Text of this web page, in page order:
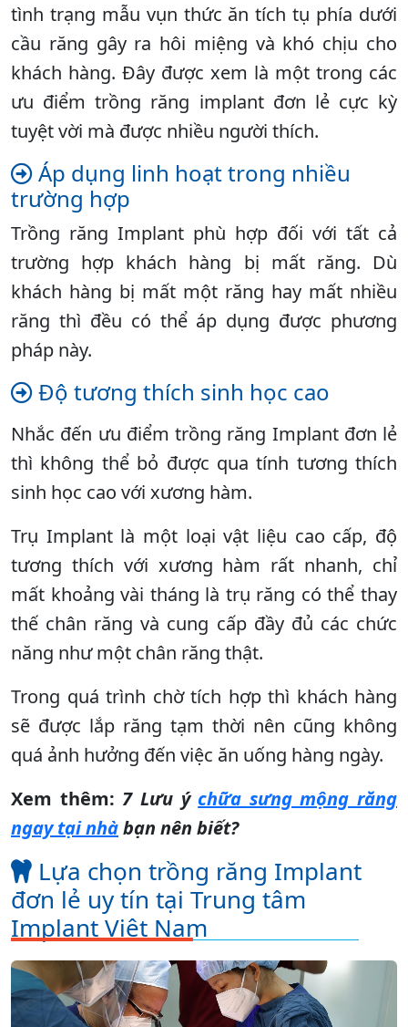
tình trạng mẫu vụn thức ăn tích tụ phía dưới
cầu răng gây ra hôi miệng và khó chịu cho
khách hàng. Đây được xem là một trong các
ưu điểm trồng răng implant đơn lẻ cực kỳ
tuyệt vời mà được nhiều người thích.
Áp dụng linh hoạt trong nhiều
trường hợp
Trồng răng Implant phù hợp đối với tất cả
trường hợp khách hàng bị mất răng. Dù
khách hàng bị mất một răng hay mất nhiều
răng thì đều có thể áp dụng được phương
pháp này.
Độ tương thích sinh học cao
Nhắc đến ưu điểm trồng răng Implant đơn lẻ
thì không thể bỏ được qua tính tương thích
sinh học cao với xương hàm.
Trụ Implant là một loại vật liệu cao cấp, độ
tương thích với xương hàm rất nhanh, chỉ
mất khoảng vài tháng là trụ răng có thể thay
thế chân răng và cung cấp đầy đủ các chức
năng như một chân răng thật.
Trong quá trình chờ tích hợp thì khách hàng
sẽ được lắp răng tạm thời nên cũng không
quá ảnh hưởng đến việc ăn uống hàng ngày.
Xem thêm: 7 Lưu ý chữa sưng mộng răng
ngay tại nhàbạn nên biết?
Lựa chọn trồng răng Implant
đơn lẻ uy tín tại Trung tâm
Implant Việt Nam